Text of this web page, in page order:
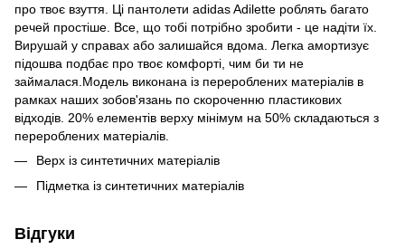
про твоє взуття. Ці пантолети adidas Adilette роблять багато
речей простіше. Все, що тобі потрібно зробити - це надіти їх.
Вирушай у справах або залишайся вдома. Легка амортизує
підошва подбає про твоє комфорті, чим би ти не
займалася.Модель виконана із перероблених матеріалів в
рамках наших зобов'язань по скороченню пластикових
відходів. 20% елементів верху мінімум на 50% складаються з
перероблених матеріалів.
Верх із синтетичних матеріалів
Підметка із синтетичних матеріалів
Відгуки